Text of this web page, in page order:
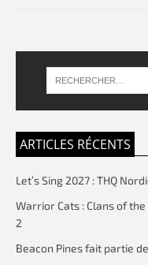
ARTICLES RÉCENTS
Let’s Sing 2027 : THQ
Warrior Cats : Clans of
2
Beacon Pines fait partie